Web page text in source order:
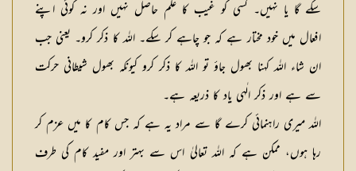
سکے گا یا نہیں۔ کسی کو غیب کا علم حاصل نہیں اور نہ کوئی اپنے
افعال میں خود مختار ہے کہ جو چاہے کر سکے۔ اللہ کا ذکر کرو۔ یعنی جب
ان شاء اللہ کہنا بھول جاؤ تو اللہ کا ذکر کرو کیونکہ بھول شیطانی حرکت
سے ہے اور ذکر الٰہی یاد کا ذریعہ ہے۔
اللہ میری راہنمائی کرے گا سے مراد یہ ہے کہ جس کام کا میں عزم کر
رہا ہوں، ممکن ہے کہ اللہ تعالیٰ اس سے بہتر اور مفید کام کی طرف